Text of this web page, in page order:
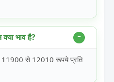
भाव है?
से 12010 रूपये प्रति